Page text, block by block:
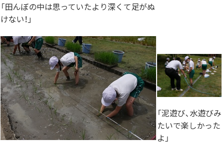
「田んぼの中は思っていたより深くて足がぬ
けない！」
「泥遊び、水遊びみ
たいで楽しかった
よ」